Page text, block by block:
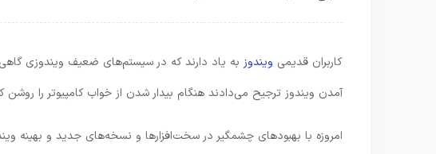
کاربران قدیمی ویندوز به یاد دارند که در سیستم‌های ضعیف ویندوزی گاهی
آمدن ویندوز ترجیح می‌دادند هنگام بیدار شدن از خواب کامپیوتر را
امروزه با بهبودهای چشمگیر در سخت‌افزارها و نسخه‌های جدید و بهینه